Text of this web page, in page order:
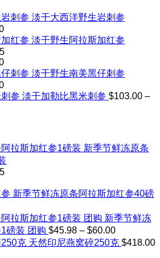
淡干大西洋野生岩刺参
Price
range:
$242.00
through
$302.00
淡干野生阿拉斯加红参
Price
range:
$218.00
through
$248.00
淡干野生南美黑仔刺参
Price
range:淡干加勒比黑米刺参 $103.00 –
新季节鲜冻原条
新季节鲜冻原条阿拉斯加红参40磅
新季节鲜冻
磅装 团购 $45.98 – $60.00Price
range:
$45.98
天然印尼燕窝碎250克 $418.00